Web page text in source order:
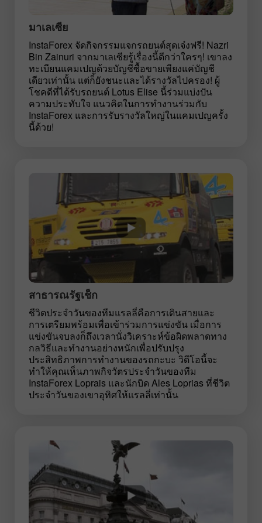
มาเลเซีย
InstaForex จัดกิจกรรมแจกรถยนต์สุดเจ๋งฟรี! Nazri
Bin Zainuri จากมาเลเซียรู้เรื่องนี้ดีกว่าใครๆ! เขาลง
ทะเบียนแคมเปญด้วยบัญชีซื้อขายเพียงแค่บัญชี
เดียวเท่านั้น แต่ก็ยังชนะและได้รางวัลไปครอง! ผู้
โชคดีที่ได้รับรถยนต์ Lotus Elise นี้ร่วมแบ่งปัน
ความประทับใจ แนวคิดในการทำงานร่วมกับ
InstaForex และการรับรางวัลใหญ่ในแคมเปญครั้ง
นี้ด้วย!
สาธารณรัฐเช็ก
ชีวิตประจำวันของทีมแรลลี่คือการเดินสายและ
การเตรียมพร้อมเพื่อเข้าร่วมการแข่งขัน เมื่อการ
แข่งขันจบลงก็ถึงเวลานั่งวิเคราะห์ข้อผิดพลาดทาง
กลวิธีและทำงานอย่างหนักเพื่อปรับปรุง
ประสิทธิภาพการทำงานของรถกะบะ วิดีโอนี้จะ
ทำให้คุณเห็นภาพกิจวัตรประจำวันของทีม
InstaForex Loprais และนักบิด Ales Loprias ที่ชีวิต
ประจำวันของเขาอุทิศให้แรลลี่เท่านั้น